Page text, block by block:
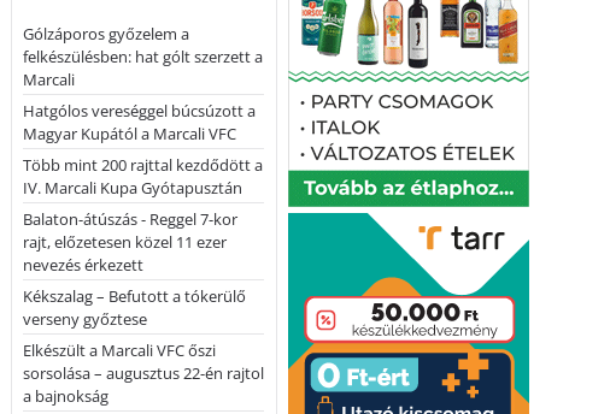
Gólzáporos győzelem a
felkészülésben: hat gólt szerzett a
Marcali
Hatgólos vereséggel búcsúzott a
Magyar Kupától a Marcali VFC
Több mint 200 rajttal kezdődött a
IV. Marcali Kupa Gyótapusztán
Balaton-átúszás - Reggel 7-kor
rajt, előzetesen közel 11 ezer
nevezés érkezett
Kékszalag – Befutott a tókerülő
verseny győztese
Elkészült a Marcali VFC őszi
sorsolása – augusztus 22-én rajtol
a bajnokság